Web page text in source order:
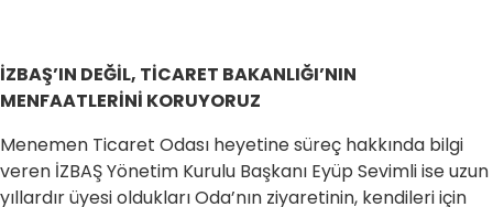
İZBAŞ’IN DEĞİL, TİCARET BAKANLIĞI’NIN
MENFAATLERİNİ KORUYORUZ
Menemen Ticaret Odası heyetine süreç hakkında bilgi
veren İZBAŞ Yönetim Kurulu Başkanı Eyüp Sevimli ise uzun
yıllardır üyesi oldukları Oda’nın ziyaretinin, kendileri için